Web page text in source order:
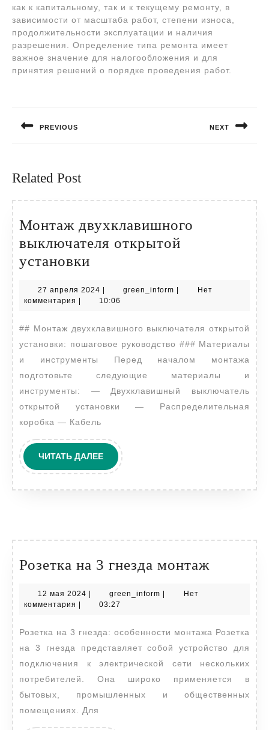
как к капитальному, так и к текущему ремонту, в
зависимости от масштаба работ, степени износа,
продолжительности эксплуатации и наличия
разрешения. Определение типа ремонта имеет
важное значение для налогообложения и для
принятия решений о порядке проведения работ.
записям
PREVIOUS NEXT
Related Post
Монтаж двухклавишного
выключателя открытой
установки
выключателя
установки
27 апреля 2024 27
апреля
green_inform green_inform
Нет
комментария
10:06
## Монтаж двухклавишного выключателя открытой
установки: пошаговое руководство ### Материалы
и инструменты Перед началом монтажа
подготовьте следующие материалы и
инструменты: — Двухклавишный выключатель
открытой установки — Распределительная
коробка — Кабель
ЧИТАТЬ ДАЛЕЕЧИТАТЬ
ДАЛЕЕ
Розетка на 3 гнезда монтаж Розетка
монтаж
12 мая 2024 12
мая
| green_inform green_inform
|
Нет
комментария | 03:27
Розетка на 3 гнезда: особенности монтажа Розетка
на 3 гнезда представляет собой устройство для
подключения к электрической сети нескольких
потребителей. Она широко применяется в
бытовых, промышленных и общественных
помещениях. Для